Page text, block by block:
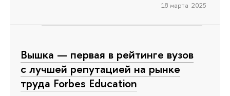
18 марта 2025
Вышка — первая в рейтинге вузов
с лучшей репутацией на рынке
труда Forbes Education